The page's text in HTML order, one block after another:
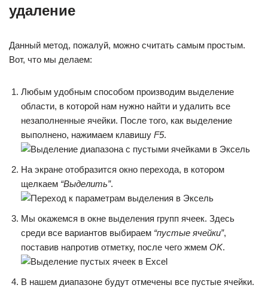
удаление
Данный метод, пожалуй, можно считать самым простым.
Вот, что мы делаем:
Любым удобным способом производим выделение
области, в которой нам нужно найти и удалить все
незаполненные ячейки. После того, как выделение
выполнено, нажимаем клавишу F5.
На экране отобразится окно перехода, в котором
щелкаем “Выделить”.
Мы окажемся в окне выделения групп ячеек. Здесь
среди все вариантов выбираем “пустые ячейки”,
поставив напротив отметку, после чего жмем OK.
В нашем диапазоне будут отмечены все пустые ячейки.